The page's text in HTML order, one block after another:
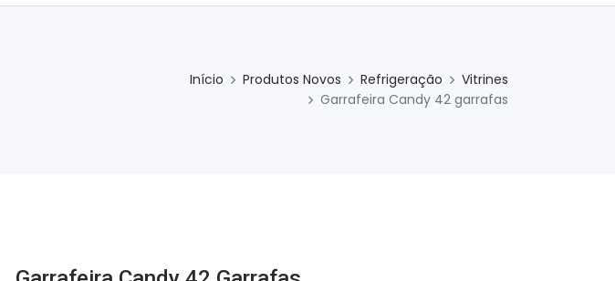
Início Produtos Novos Refrigeração
Vitrines
Garrafeira Candy 42 garrafas